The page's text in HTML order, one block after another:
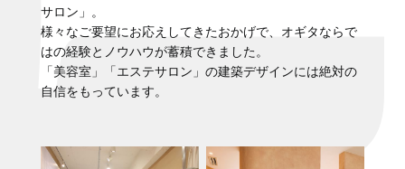
サロン」。
様々なご要望にお応えしてきたおかげで、オギタならで
はの経験とノウハウが蓄積できました。
「美容室」「エステサロン」の建築デザインには絶対の
自信をもっています。